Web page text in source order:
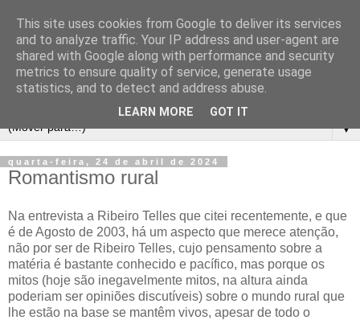
▼
quarta-feira, 24 de abril de 2024
Romantismo rural
Na entrevista a Ribeiro Telles que citei recentemente, e que
é de Agosto de 2003, há um aspecto que merece atenção,
não por ser de Ribeiro Telles, cujo pensamento sobre a
matéria é bastante conhecido e pacífico, mas porque os
mitos (hoje são inegavelmente mitos, na altura ainda
poderiam ser opiniões discutíveis) sobre o mundo rural que
lhe estão na base se mantêm vivos, apesar de todo o
This site uses cookies from Google to deliver its services
and to analyze traffic. Your IP address and user-agent are
shared with Google along with performance and security
metrics to ensure quality of service, generate usage
statistics, and to detect and address abuse.
LEARN MORE GOT IT